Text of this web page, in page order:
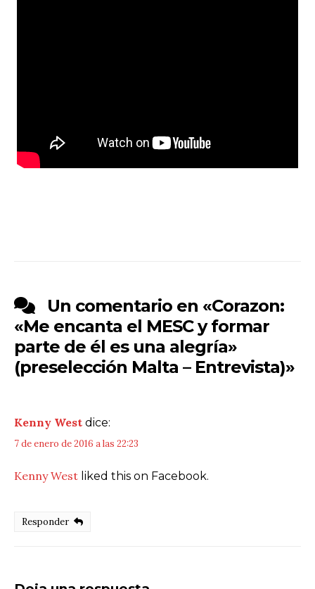
Un comentario en «Corazon:
«Me encanta el MESC y formar
parte de él es una alegría»
(preselección Malta – Entrevista)»
Kenny West dice:
7 de enero de 2016 a las 22:23
Kenny West liked this on Facebook.
Responder